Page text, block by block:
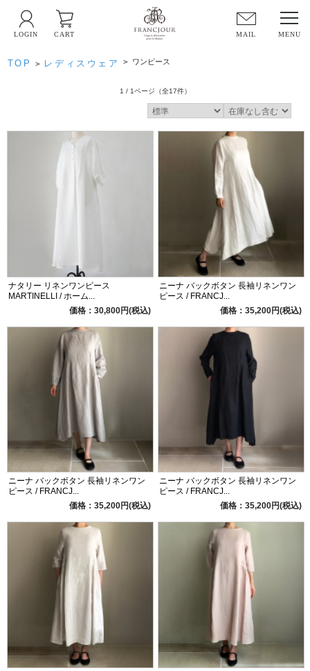
MAIL
LOGIN CART
TOP > レディスウェア > ワンピース
1 / 1ページ （全17件）
ナタリー リネンワンピース
MARTINELLI / ホーム...
価格：30,800円(税込)
ニーナ バックボタン 長袖リネンワン
ピース / FRANCJ...
価格：35,200円(税込)
ニーナ バックボタン 長袖リネンワン
ピース / FRANCJ...
価格：35,200円(税込)
ニーナ バックボタン 長袖リネンワン
ピース / FRANCJ...
価格：35,200円(税込)